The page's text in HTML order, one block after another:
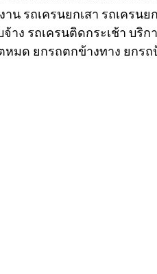
น รถเครนยกเสา รถเครน
าง รถเครนติดกระเช้าบริก
มด ยกรถตกข้างทาง ยกร